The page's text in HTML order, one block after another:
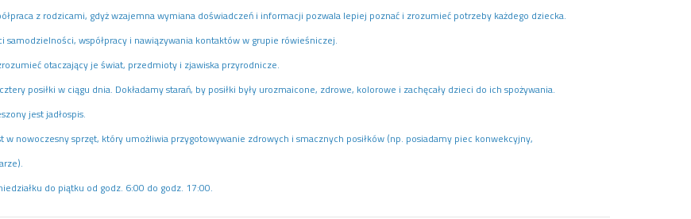
z rodzicami, gdyż wzajemna wymiana doświadczeń i informacji pozwala lepiej poznać i zrozumieć potrzeby każdego dziecka.
samodzielności, współpracy i nawiązywania kontaktów w grupie rówieśniczej.
otaczający je świat, przedmioty i zjawiska przyrodnicze.
posiłki w ciągu dnia. Dokładamy starań, by posiłki były urozmaicone, zdrowe, kolorowe i zachęcały dzieci do ich spożywania.
jest jadłospis.
w nowoczesny sprzęt, który umożliwia przygotowywanie zdrowych i smacznych posiłków (np. posiadamy piec konwekcyjny,
do piątku od godz. 6:00 do godz. 17:00.